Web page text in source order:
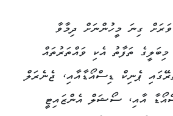
ގިނަ މީހުންނަށް ދިމާވާ
މިބަލީގެ ތަފާތު އެކި ވައްތަރުތައް
ޕެނިކް ޑިސްއޯޑާއާއި، ޖެނެރަލް
އާއި، ސޯޝަލް އެންޒައިޓީ